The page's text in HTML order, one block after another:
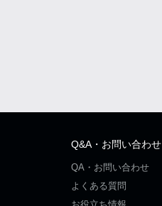
Q&A・お問い合わせ
QA・お問い合わせ
よくある質問